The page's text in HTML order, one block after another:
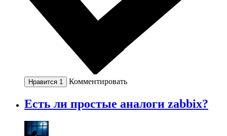
Нравится 1 Комментировать
Eсть ли простые аналоги zabbix?